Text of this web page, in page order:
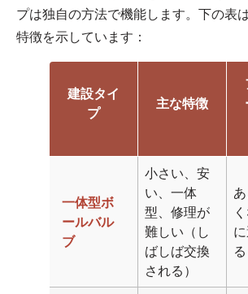
プは独自の方法で機能します。下の表
特徴を示しています：
建設タイ
プ
主な特徴
一体型ボ
ールバル
ブ
小さい、安
い、一体
型、修理が
難しい（し
ばしば交換
される）
る